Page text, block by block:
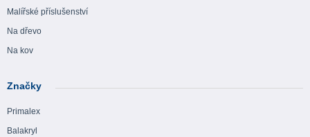
Malířské příslušenství
Na dřevo
Na kov
Značky
Primalex
Balakryl